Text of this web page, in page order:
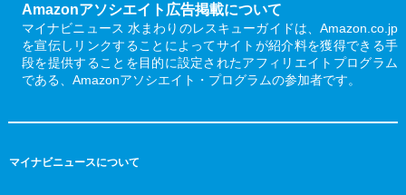
Amazonアソシエイト広告掲載について
マイナビニュース 水まわりのレスキューガイドは、Amazon.co.jp
を宣伝しリンクすることによってサイトが紹介料を獲得できる手
段を提供することを目的に設定されたアフィリエイトプログラム
である、Amazonアソシエイト・プログラムの参加者です。
マイナビニュースについて